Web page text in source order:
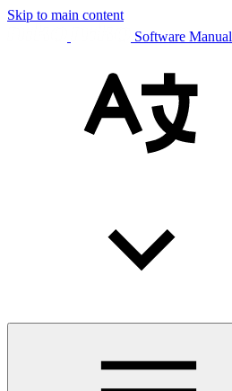
Skip to main content
Software Manual